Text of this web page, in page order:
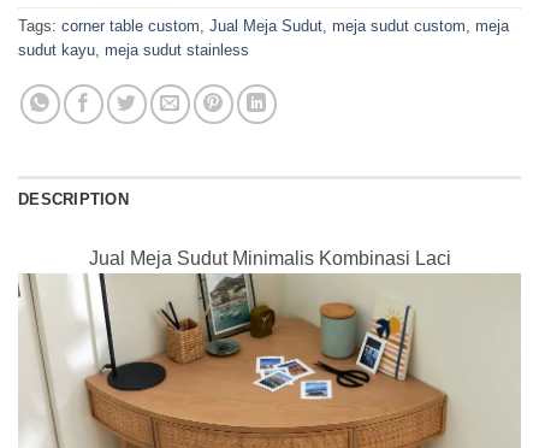
Tags: corner table custom, Jual Meja Sudut, meja sudut custom, meja
sudut kayu, meja sudut stainless
DESCRIPTION
Jual Meja Sudut Minimalis Kombinasi Laci